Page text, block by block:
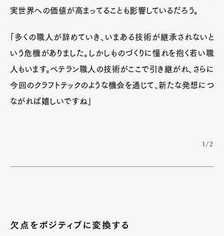
実世界への価値が高まってることも影響しているだろう。
「多くの職人が辞めていき、いまある技術が継承されないと
いう危機がありました。しかしものづくりに憧れを抱く若い職
人もいます。ベテラン職人の技術がここで引き継がれ、さらに
今回のクラフトテックのような機会を通じて、新たな発想につ
ながれば嬉しいですね」
1/2
欠点をポジティブに変換する